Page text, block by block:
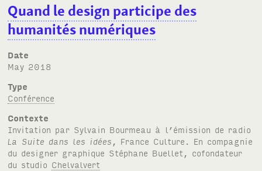
Quand le design participe des
humanités numériques
Date
May 2018
Type
Conférence
Contexte
Invitation par Sylvain Bourmeau à l’émission de radio
La Suite dans les idées , France Culture. En compagnie
du designer graphique Stéphane Buellet, cofondateur
du studio Chelvalvert